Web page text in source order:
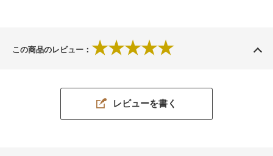
この商品のレビュー： ★★★★★
レビューを書く